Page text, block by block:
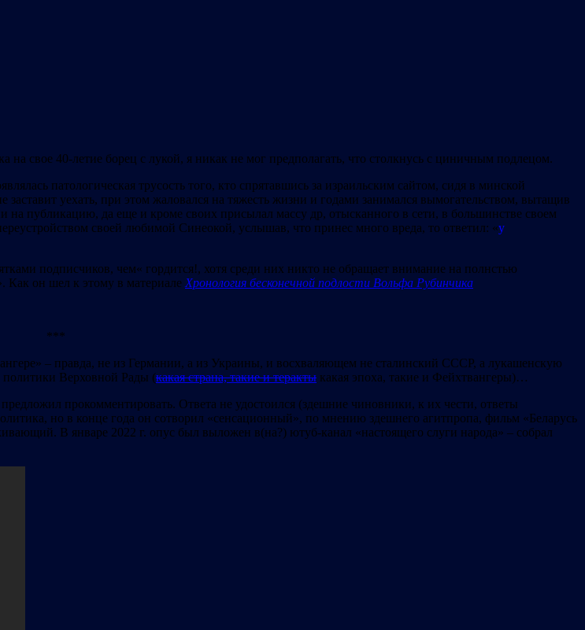
свое 40-летие борец с лукой, я никак не мог предполагать, что столкнусь с циничным подлецом.
патологическая трусость того, кто спрятавшись за израильским сайтом, сидя в минской
заставит уехать, при этом жаловался на тяжесть жизни и годами занимался вымогательством, вытащив
публикацию, да еще и кроме своих присылал массу др, отысканного в сети, в большинстве своем
своей любимой Синеокой, услышав, что принес много вреда, то ответил: «у
подписчиков, чем« гордится!, хотя среди них никто не обращает внимание на полнстью
Как он шел к этому в материале Хронология бесконечной подлости Вольфа Рубинчика
***
– правда, не из Германии, а из Украины, и восхваляющем не сталинский СССР, а лукашенскую
Верховной Рады (какая страна, такие и теракты какая эпоха, такие и Фейхтвангеры)…
прокомментировать. Oтвета не удостоился (здешние чиновники, к их чести, ответы
но в конце года он сотворил «сенсационный», по мнению здешнего агитпропа, фильм «Беларусь
В январе 2022 г. опус был выложен в(на?) ютуб-канал «настоящего слуги народа» – собрал